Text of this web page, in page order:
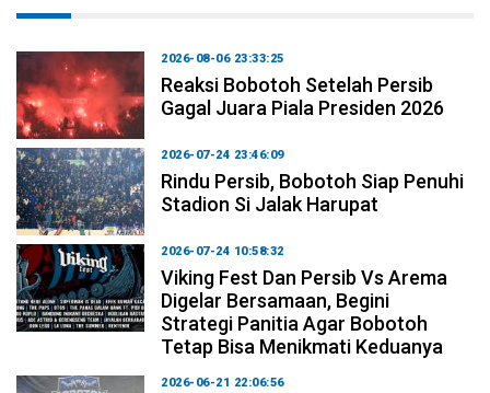
2026-08-06 23:33:25
Reaksi Bobotoh Setelah Persib
Gagal Juara Piala Presiden 2026
2026-07-24 23:46:09
Rindu Persib, Bobotoh Siap Penuhi
Stadion Si Jalak Harupat
2026-07-24 10:58:32
Viking Fest Dan Persib Vs Arema
Digelar Bersamaan, Begini
Strategi Panitia Agar Bobotoh
Tetap Bisa Menikmati Keduanya
2026-06-21 22:06:56